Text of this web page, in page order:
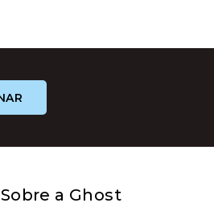
Sobre a Ghost